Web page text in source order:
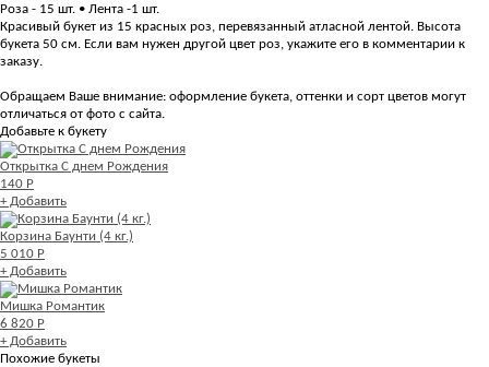
Роза - 15 шт. • Лента -1 шт.
Красивый букет из 15 красных роз, перевязанный атласной лентой. Высота
букета 50 см. Если вам нужен другой цвет роз, укажите его в комментарии к
заказу.
Обращаем Ваше внимание: оформление букета, оттенки и сорт цветов могут
отличаться от фото с сайта.
Добавьте к букету
Открытка С днем Рождения
140 Р
+ Добавить
Корзина Баунти (4 кг.)
5 010 Р
+ Добавить
Мишка Романтик
6 820 Р
+ Добавить
Похожие букеты